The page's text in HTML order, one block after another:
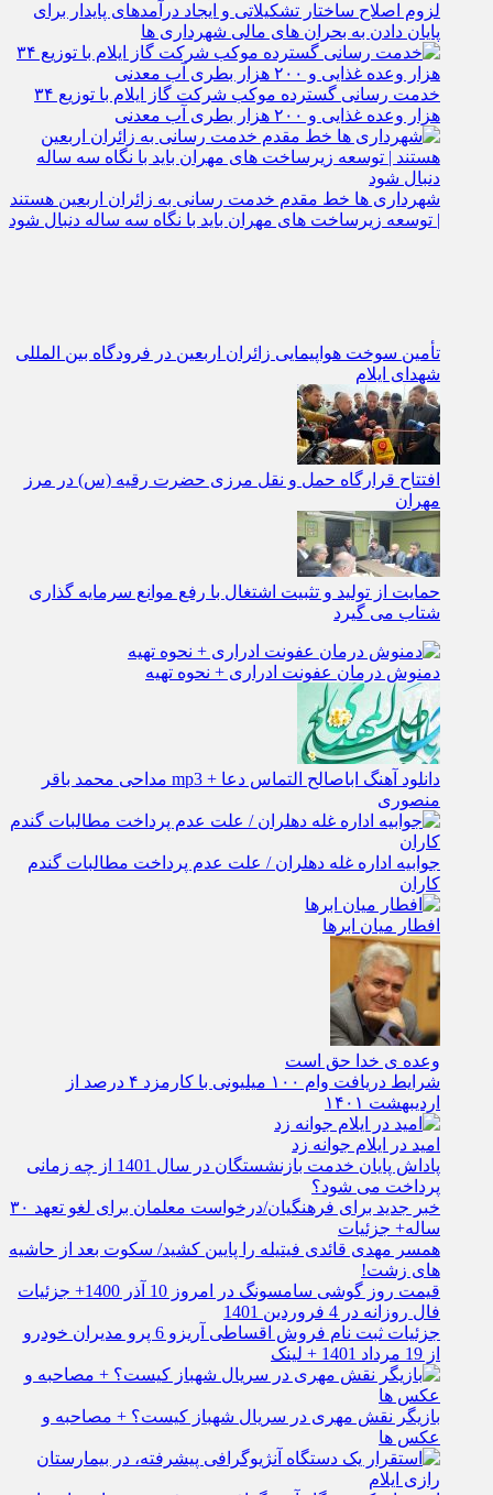
لزوم اصلاح ساختار تشکیلاتی و ایجاد درآمدهای پایدار برای
پایان دادن به بحران‌ های مالی شهرداری‌ ها
خدمت رسانی گسترده موکب شرکت گاز ایلام با توزیع ۳۴
هزار وعده غذایی و ۲۰۰ هزار بطری آب معدنی
شهرداری‌ ها خط مقدم خدمت ‌رسانی به زائران اربعین هستند
| توسعه زیرساخت ‌های مهران باید با نگاه سه‌ ساله دنبال شود
تأمین سوخت هواپیمایی زائران اربعین در فرودگاه بین المللی
شهدای ایلام
افتتاح قرارگاه حمل‌ و نقل مرزی حضرت رقیه (س) در مرز
مهران
حمایت از تولید و تثبیت اشتغال با رفع موانع سرمایه‌ گذاری
شتاب می‌ گیرد
دمنوش درمان عفونت ادراری + نحوه تهیه
دانلود آهنگ اباصالح التماس دعا + mp3 مداحی محمد باقر
منصوری
جوابیه اداره غله دهلران / علت عدم پرداخت مطالبات گندم
کاران
افطار میان ابرها
وعده ی خدا حق است
شرایط دریافت وام ۱۰۰ میلیونی با کارمزد ۴ درصد از
اردیبهشت ۱۴۰۱
امید در ایلام جوانه زد
پاداش پایان خدمت بازنشستگان در سال 1401 از چه زمانی
پرداخت می شود؟
خبر جدید برای فرهنگیان/درخواست معلمان برای لغو تعهد ۳۰
ساله+ جزئیات
همسر مهدی قائدی فیتیله را پایین کشید/ سکوت بعد از حاشیه
های زشت!
قیمت روز گوشی سامسونگ در امروز 10 آذر 1400+ جزئیات
فال روزانه در 4 فروردین 1401
جزئیات ثبت نام فروش اقساطی آریزو 6 پرو مدیران خودرو
از 19 مرداد 1401 + لینک
بازیگر نقش مهری در سریال شهباز کیست؟ + مصاحبه و
عکس ها